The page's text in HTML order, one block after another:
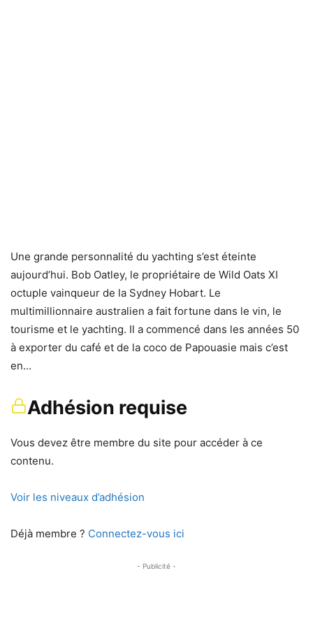
Une grande personnalité du yachting s’est éteinte
aujourd’hui. Bob Oatley, le propriétaire de Wild Oats XI
octuple vainqueur de la Sydney Hobart. Le
multimillionnaire australien a fait fortune dans le vin, le
tourisme et le yachting. Il a commencé dans les années 50
à exporter du café et de la coco de Papouasie mais c’est
en…
Adhésion requise
Vous devez être membre du site pour accéder à ce
contenu.
Voir les niveaux d’adhésion
Déjà membre ? Connectez-vous ici
- Publicité -